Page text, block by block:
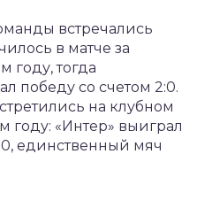
встречались
в матче за
году, тогда
победу со счетом 2:0.
на клубном
году: «Интер» выиграл
единственный мяч